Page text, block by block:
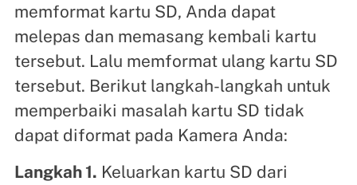
memformat kartu SD, Anda dapat
melepas dan memasang kembali kartu
tersebut. Lalu memformat ulang kartu SD
tersebut. Berikut langkah-langkah untuk
memperbaiki masalah kartu SD tidak
dapat diformat pada Kamera Anda:
Langkah 1. Keluarkan kartu SD dari